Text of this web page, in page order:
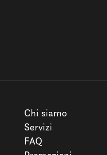
Chi siamo
Servizi
FAQ